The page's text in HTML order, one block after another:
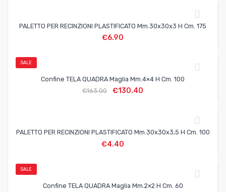
PALETTO PER RECINZIONI PLASTIFICATO Mm.30x30x3 H Cm. 175
€6.90
SALE
Confine TELA QUADRA Maglia Mm.4×4 H Cm. 100
€163.00 €130.40
PALETTO PER RECINZIONI PLASTIFICATO Mm.30x30x3,5 H Cm. 100
€4.40
SALE
Confine TELA QUADRA Maglia Mm.2×2 H Cm. 60